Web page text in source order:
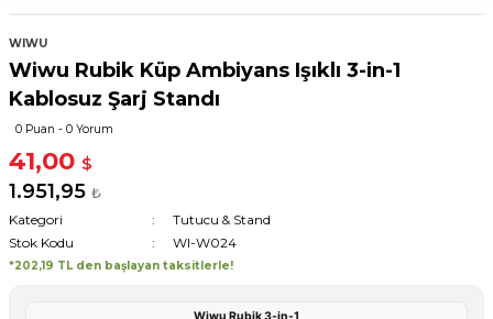
WIWU
Wiwu Rubik Küp Ambiyans Işıklı 3-in-1
Kablosuz Şarj Standı
0 Puan - 0 Yorum
41,00 $
1.951,95 ₺
Kategori
Tutucu & Stand
Stok Kodu
WI-W024
*202,19 TL den başlayan taksitlerle!
Wiwu Rubik 3-in-1